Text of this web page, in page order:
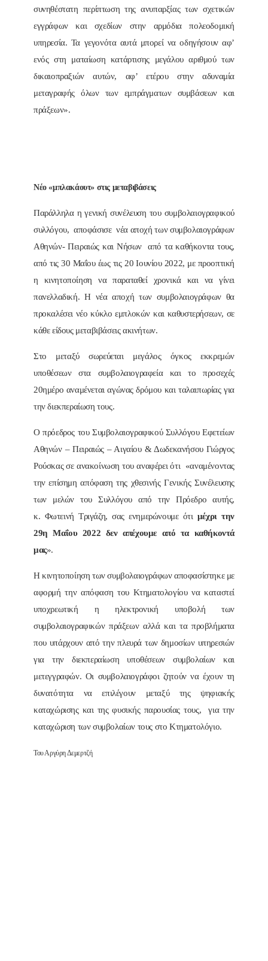
συνηθέστατη περίπτωση της ανυπαρξίας των σχετικών
εγγράφων και σχεδίων στην αρμόδια πολεοδομική
υπηρεσία. Τα γεγονότα αυτά μπορεί να οδηγήσουν αφ’
ενός στη ματαίωση κατάρτισης μεγάλου αριθμού των
δικαιοπραξιών αυτών, αφ’ ετέρου στην αδυναμία
μεταγραφής όλων των εμπράγματων συμβάσεων και
πράξεων».
Νέο «μπλακάουτ» στις μεταβιβάσεις
Παράλληλα η γενική συνέλευση του συμβολαιογραφικού
συλλόγου, αποφάσισε νέα αποχή των συμβολαιογράφων
Αθηνών- Πειραιώς και Νήσων από τα καθήκοντα τους,
από τις 30 Μαΐου έως τις 20 Ιουνίου 2022, με προοπτική
η κινητοποίηση να παραταθεί χρονικά και να γίνει
πανελλαδική. Η νέα αποχή των συμβολαιογράφων θα
προκαλέσει νέο κύκλο εμπλοκών και καθυστερήσεων, σε
κάθε είδους μεταβιβάσεις ακινήτων.
Στο μεταξύ σωρεύεται μεγάλος όγκος εκκρεμών
υποθέσεων στα συμβολαιογραφεία και το προσεχές
20ημέρο αναμένεται αγώνας δρόμου και ταλαιπωρίας για
την διεκπεραίωση τους.
Ο πρόεδρος του Συμβολαιογραφικού Συλλόγου Εφετείων
Αθηνών – Πειραιώς – Αιγαίου & Δωδεκανήσου Γιώργος
Ρούσκας σε ανακοίνωση του αναφέρει ότι «αναμένοντας
την επίσημη απόφαση της χθεσινής Γενικής Συνέλευσης
των μελών του Συλλόγου από την Πρόεδρο αυτής,
κ. Φωτεινή Τριγάζη, σας ενημερώνουμε ότι μέχρι την
29η Μαΐου 2022 δεν απέχουμε από τα καθήκοντά
μας».
Η κινητοποίηση των συμβολαιογράφων αποφασίστηκε με
αφορμή την απόφαση του Κτηματολογίου να καταστεί
υποχρεωτική η ηλεκτρονική υποβολή των
συμβολαιογραφικών πράξεων αλλά και τα προβλήματα
που υπάρχουν από την πλευρά των δημοσίων υπηρεσιών
για την διεκπεραίωση υποθέσεων συμβολαίων και
μετεγγραφών. Οι συμβολαιογράφοι ζητούν να έχουν τη
δυνατότητα να επιλέγουν μεταξύ της ψηφιακής
καταχώρισης και της φυσικής παρουσίας τους, για την
καταχώριση των συμβολαίων τους στο Κτηματολόγιο.
Του Αργύρη Δεμερτζή